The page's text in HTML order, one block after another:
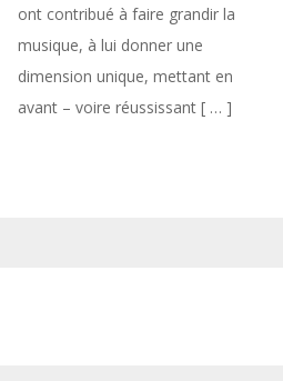
ont contribué à faire grandir la
musique, à lui donner une
dimension unique, mettant en
avant – voire réussissant [ … ]